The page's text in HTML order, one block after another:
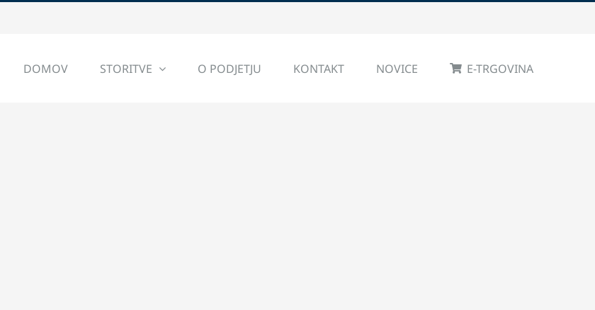
DOMOV STORITVE O PODJETJU KONTAKT NOVICE E-TRGOVINA